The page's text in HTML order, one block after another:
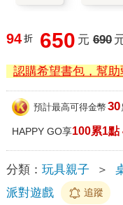
94 折 650 元 690
認購希望書包，幫助
預計最高可得金幣 30
HAPPY GO享100累1點
分類： 玩具親子 ＞
派對遊戲
追蹤